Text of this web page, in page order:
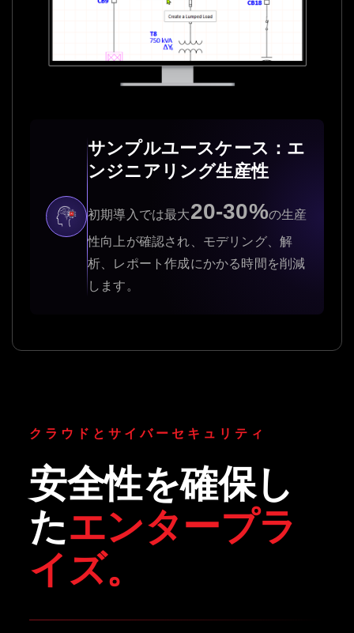
サンプルユースケース：エ
ンジニアリング生産性
初期導入では最大20-30%の生産
性向上が確認され、モデリング、解
析、レポート作成にかかる時間を削減
します。
クラウドとサイバーセキュリティ
安全性を確保し
たエンタープラ
イズ。